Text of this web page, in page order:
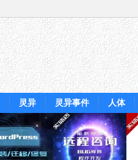
灵异 灵异事件 人体